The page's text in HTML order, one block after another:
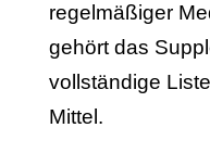
regelmäßiger
gehört das
vollständige
Mittel.